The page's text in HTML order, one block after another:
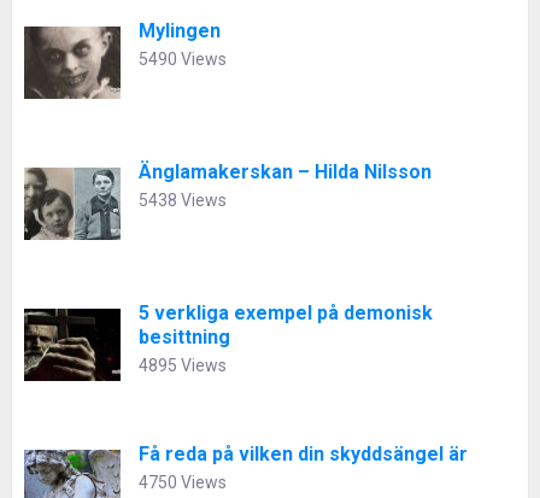
Mylingen
5490 Views
Änglamakerskan – Hilda Nilsson
5438 Views
5 verkliga exempel på demonisk
besittning
4895 Views
Få reda på vilken din skyddsängel är
4750 Views